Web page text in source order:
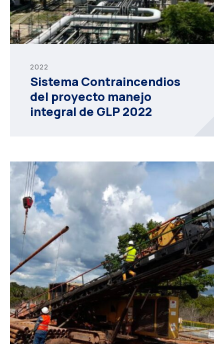
2022
Sistema Contraincendios
del proyecto manejo
integral de GLP 2022